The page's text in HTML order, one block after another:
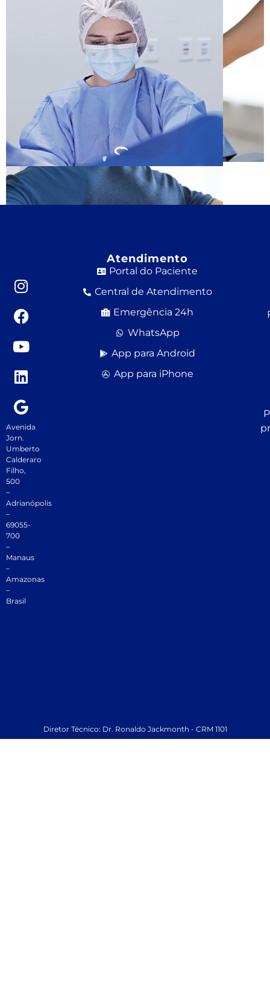
←anterior
Avenida
Jorn.
Umberto
Calderaro
Filho,
500
–
Adrianópolis
–
69055-
700
–
Manaus
–
Amazonas
–
Brasil
Atendimento
Portal do Paciente
Central de Atendimento
Emergência 24h
WhatsApp
App para Android
App para iPhone
Diretor Técnico: Dr. Ronaldo Jackmonth - CRM 1101